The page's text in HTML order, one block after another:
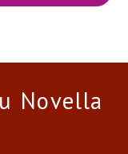
Novella